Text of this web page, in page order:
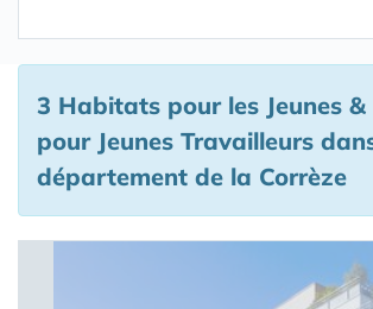
3 Habitats pour les Jeunes &
pour Jeunes Travailleurs
département de la Corrèze